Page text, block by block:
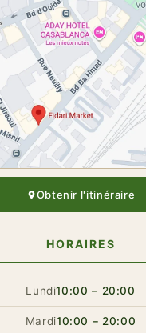
Obtenir l'itinéraire
HORAIRES
Lundi10:00 – 20:00
Mardi10:00 – 20:00